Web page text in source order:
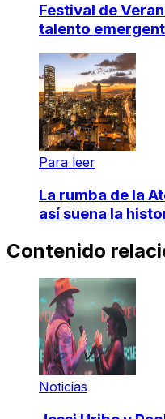
Festival de
talento
Para leer
La rumba de la
así suena la
Contenido
Noticias